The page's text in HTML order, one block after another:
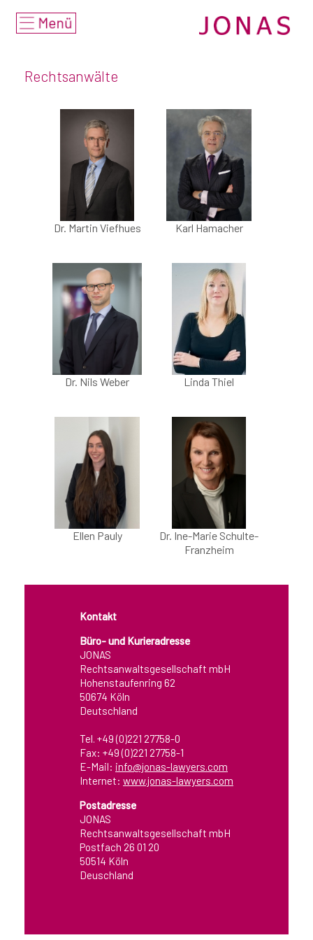
Home
english
Beratungsangebot
• Branchen & Märkte
Rechtsgebiete
Auszeichnungen/
Nominierungen
Kanzleibroschüre 2021
Web-Ansicht PC
Rechtsanwälte
Dr. Martin Viefhues Karl Hamacher
Dr. Nils Weber Linda Thiel
Ellen Pauly
Dr. Ine-Marie Schulte-
Franzheim
Kontakt
Büro- und Kurieradresse
JONAS
Rechtsanwaltsgesellschaft mbH
Hohenstaufenring 62
50674 Köln
Deutschland
Tel. +49 (0)221 27758-0
Fax: +49 (0)221 27758-1
E-Mail: info@jonas-lawyers.com
Internet: www.jonas-lawyers.com
Postadresse
JONAS
Rechtsanwaltsgesellschaft mbH
Postfach 26 01 20
50514 Köln
Deuschland